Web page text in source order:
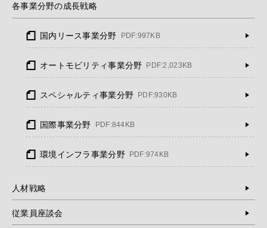
各事業分野の成長戦略
国内リース事業分野 PDF:997KB
オートモビリティ事業分野 PDF:2,023KB
スペシャルティ事業分野 PDF:930KB
国際事業分野 PDF:844KB
環境インフラ事業分野 PDF:974KB
人材戦略
従業員座談会